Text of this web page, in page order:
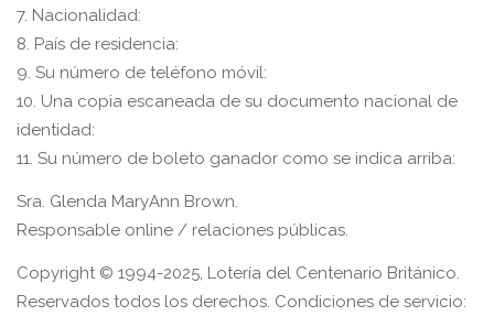
7. Nacionalidad:
8. País de residencia:
9. Su número de teléfono móvil:
10. Una copia escaneada de su documento nacional de
identidad:
11. Su número de boleto ganador como se indica arriba:
Sra. Glenda MaryAnn Brown.
Responsable online / relaciones públicas.
Copyright © 1994-2025, Lotería del Centenario Británico.
Reservados todos los derechos. Condiciones de servicio: